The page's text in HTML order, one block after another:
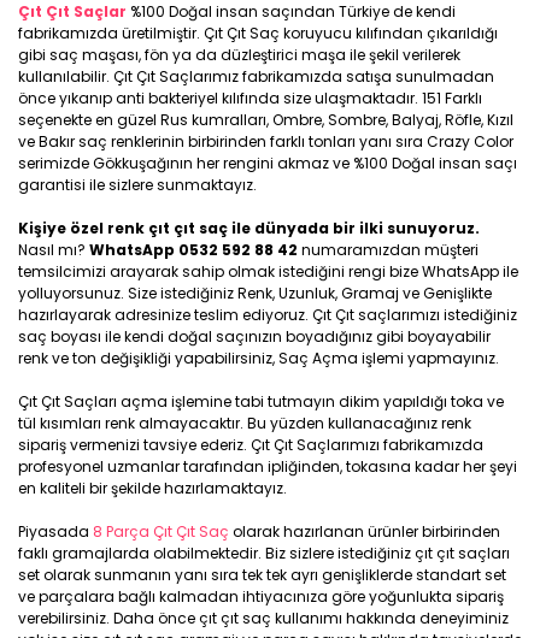
Çıt Çıt Saçlar %100 Doğal insan saçından Türkiye de kendi
fabrikamızda üretilmiştir. Çıt Çıt Saç koruyucu kılıfından çıkarıldığı
gibi saç maşası, fön ya da düzleştirici maşa ile şekil verilerek
kullanılabilir. Çıt Çıt Saçlarımız fabrikamızda satışa sunulmadan
önce yıkanıp anti bakteriyel kılıfında size ulaşmaktadır. 151 Farklı
seçenekte en güzel Rus kumralları, Ombre, Sombre, Balyaj, Röfle, Kızıl
ve Bakır saç renklerinin birbirinden farklı tonları yanı sıra Crazy Color
serimizde Gökkuşağının her rengini akmaz ve %100 Doğal insan saçı
garantisi ile sizlere sunmaktayız.
Kişiye özel renk çıt çıt saç ile dünyada bir ilki sunuyoruz.
Nasıl mı? WhatsApp 0532 592 88 42 numaramızdan müşteri
temsilcimizi arayarak sahip olmak istediğini rengi bize WhatsApp ile
yolluyorsunuz. Size istediğiniz Renk, Uzunluk, Gramaj ve Genişlikte
hazırlayarak adresinize teslim ediyoruz. Çıt Çıt saçlarımızı istediğiniz
saç boyası ile kendi doğal saçınızın boyadığınız gibi boyayabilir
renk ve ton değişikliği yapabilirsiniz, Saç Açma işlemi yapmayınız.
Çıt Çıt Saçları açma işlemine tabi tutmayın dikim yapıldığı toka ve
tül kısımları renk almayacaktır. Bu yüzden kullanacağınız renk
sipariş vermenizi tavsiye ederiz. Çıt Çıt Saçlarımızı fabrikamızda
profesyonel uzmanlar tarafından ipliğinden, tokasına kadar her şeyi
en kaliteli bir şekilde hazırlamaktayız.
Piyasada 8 Parça Çıt Çıt Saç olarak hazırlanan ürünler birbirinden
faklı gramajlarda olabilmektedir. Biz sizlere istediğiniz çıt çıt saçları
set olarak sunmanın yanı sıra tek tek ayrı genişliklerde standart set
ve parçalara bağlı kalmadan ihtiyacınıza göre yoğunlukta sipariş
verebilirsiniz. Daha önce çıt çıt saç kullanımı hakkında deneyiminiz